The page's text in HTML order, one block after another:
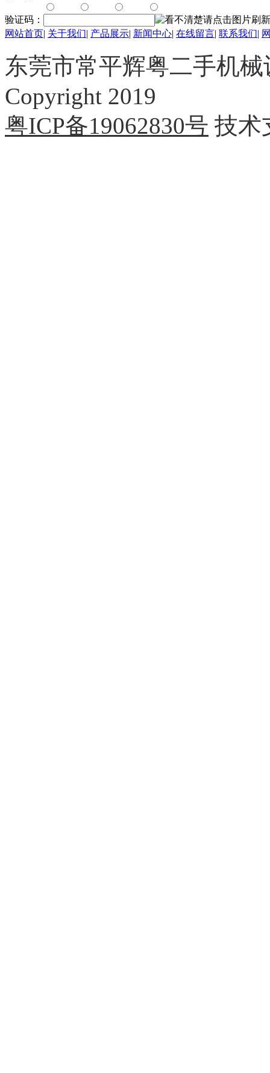
验证码：
网站首页| 关于我们| 产品展示| 新闻中心| 在线留言| 联系我们|
东莞市常平辉粤二手机
Copyright 2019
粤ICP备19062830号 技术